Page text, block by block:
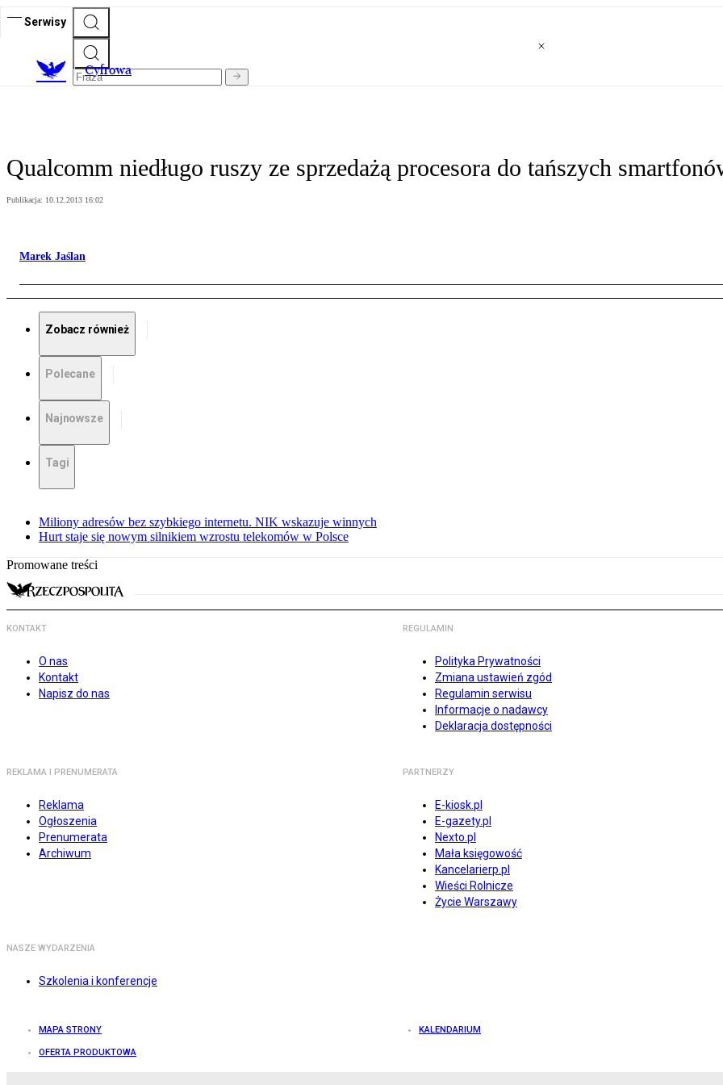
Serwisy
Cyfrowa
Qualcomm niedługo ruszy ze sprzedażą procesora do tańszych
Publikacja: 10.12.2013 16:02
Marek Jaślan
Zobacz również
Polecane
Najnowsze
Tagi
Miliony adresów bez szybkiego internetu. NIK wskazuje winnych
Hurt staje się nowym silnikiem wzrostu telekomów w Polsce
Promowane treści
KONTAKT
O nas
Kontakt
Napisz do nas
REGULAMIN
Polityka Prywatności
Zmiana ustawień zgód
Regulamin serwisu
Informacje o nadawcy
Deklaracja dostępności
REKLAMA I PRENUMERATA
Reklama
Ogłoszenia
Prenumerata
Archiwum
PARTNERZY
E-kiosk.pl
E-gazety.pl
Nexto.pl
Mała księgowość
Kancelarierp.pl
Wieści Rolnicze
Życie Warszawy
NASZE WYDARZENIA
Szkolenia i konferencje
MAPA STRONY KALENDARIUM
OFERTA PRODUKTOWA